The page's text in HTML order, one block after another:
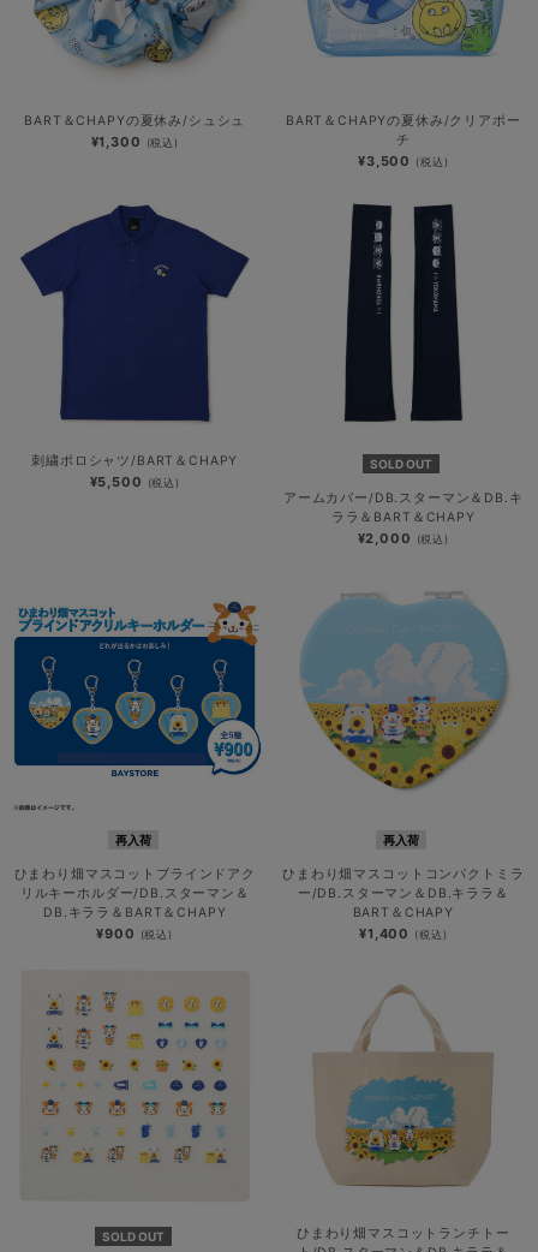
BART＆CHAPYの夏休み/シュシュ
¥1,300 (税込)
BART＆CHAPYの夏休み/クリアポー
チ
¥3,500 (税込)
刺繍ポロシャツ/BART＆CHAPY
¥5,500 (税込)
SOLD OUT
アームカバー/DB.スターマン＆DB.キ
ララ＆BART＆CHAPY
¥2,000 (税込)
再入荷
ひまわり畑マスコットブラインドアク
リルキーホルダー/DB.スターマン＆
DB.キララ＆BART＆CHAPY
¥900 (税込)
再入荷
ひまわり畑マスコットコンパクトミラ
ー/DB.スターマン＆DB.キララ＆
BART＆CHAPY
¥1,400 (税込)
SOLD OUT
ひまわり畑マスコットランチトー